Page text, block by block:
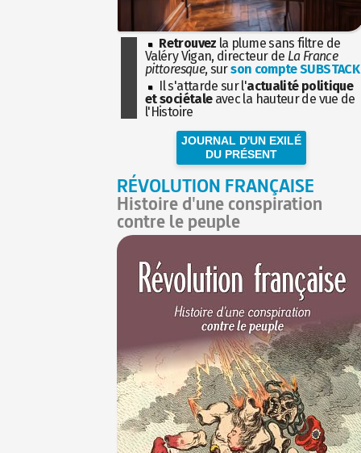
Retrouvez la plume sans filtre de
Valéry Vigan, directeur de La France
pittoresque, surson compte SUBSTACK
Il s'attarde sur l'actualité politique
et sociétaleavec la hauteur de vue de
l'Histoire
JOURNAL D'UN EXILÉ
DU PRÉSENT
RÉVOLUTION FRANÇAISE
Histoire d'une conspiration
contre le peuple